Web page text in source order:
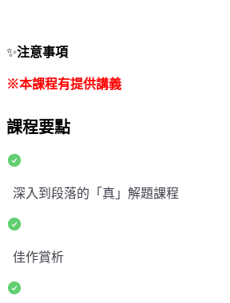
✨注意事項
※本課程有提供講義
課程要點
深入到段落的「真」解題課程
佳作賞析